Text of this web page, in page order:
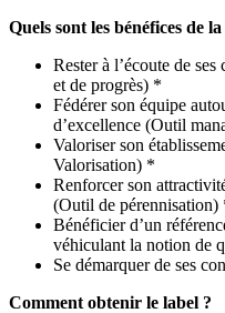
Quels sont les bénéfices de
Rester à l’écoute de
et de progrès) *
Fédérer son équipe
d’excellence (Outil
Valoriser son
Valorisation) *
Renforcer son
(Outil de pérennisation)
Bénéficier d’un
véhiculant la notion de
Se démarquer de ses
Comment obtenir le label ?